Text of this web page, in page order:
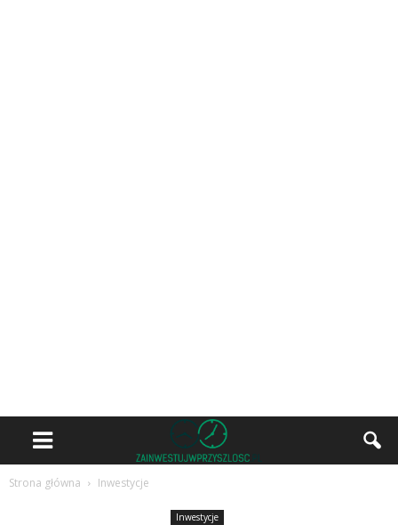
Strona główna Inwestycje
Inwestycje